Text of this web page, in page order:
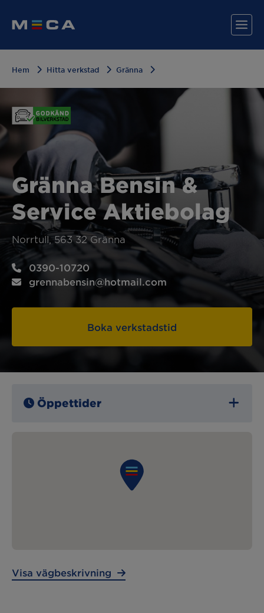
Hitta din verkstad
Våra tjänster
Varför MECA?
Hem Hitta verkstad Gränna
Gränna Bensin &
Service Aktiebolag
Norrtull, 563 32 Gränna
0390-10720
grennabensin@hotmail.com
Boka verkstadstid
Öppettider
07:00 – 17:00
07:00 – 17:00
07:00 – 17:00
Visa vägbeskrivning